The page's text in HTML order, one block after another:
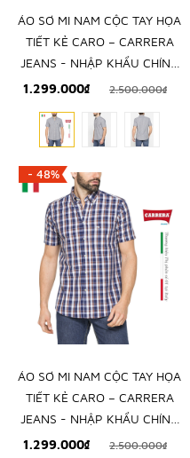
ÁO SƠ MI NAM CỘC TAY HỌA
TIẾT KẺ CARO – CARRERA
JEANS - NHẬP KHẨU CHÍNH
NGẠCH TỪ Ý
1.299.000₫ 2.500.000₫
- 48%
ÁO SƠ MI NAM CỘC TAY HỌA
TIẾT KẺ CARO – CARRERA
JEANS - NHẬP KHẨU CHÍNH
NGẠCH TỪ Ý
1.299.000₫ 2.500.000₫